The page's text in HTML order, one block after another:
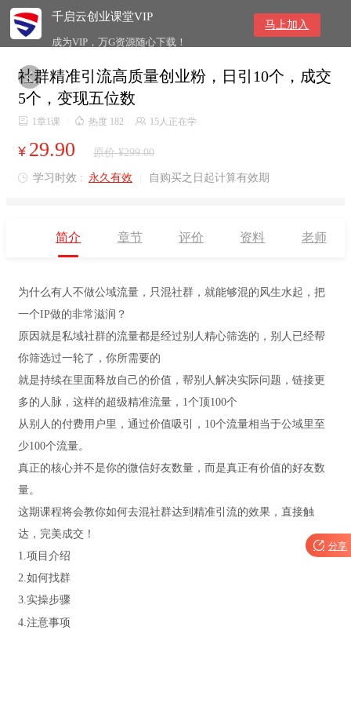
千启云创业课堂VIP
成为VIP，万G资源随心下载！
马上加入

社群精准引流高质量创业粉，日引10个，成交
5个，变现五位数
 1章1课  热度 182  15人正在学
¥ 29.90 原价 ¥299.00
 学习时效 : 永久有效 自购买之日起计算有效期
简介 章节 评价 资料 老师
为什么有人不做公域流量，只混社群，就能够混的风生水起，把
一个IP做的非常滋润？
原因就是私域社群的流量都是经过别人精心筛选的，别人已经帮
你筛选过一轮了，你所需要的
就是持续在里面释放自己的价值，帮别人解决实际问题，链接更
多的人脉，这样的超级精准流量，1个顶100个
从别人的付费用户里，通过价值吸引，10个流量相当于公域里至
少100个流量。
真正的核心并不是你的微信好友数量，而是真正有价值的好友数
量。
这期课程将会教你如何去混社群达到精准引流的效果，直接触
达，完美成交！
1.项目介绍
2.如何找群
3.实操步骤
4.注意事项
 分享